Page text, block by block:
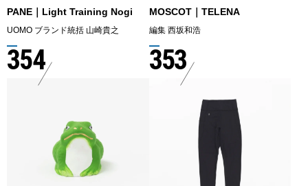
PANE｜Light Training Nogi
UOMO ブランド統括 山崎貴之
MOSCOT｜TELENA
編集 西坂和浩
354 353